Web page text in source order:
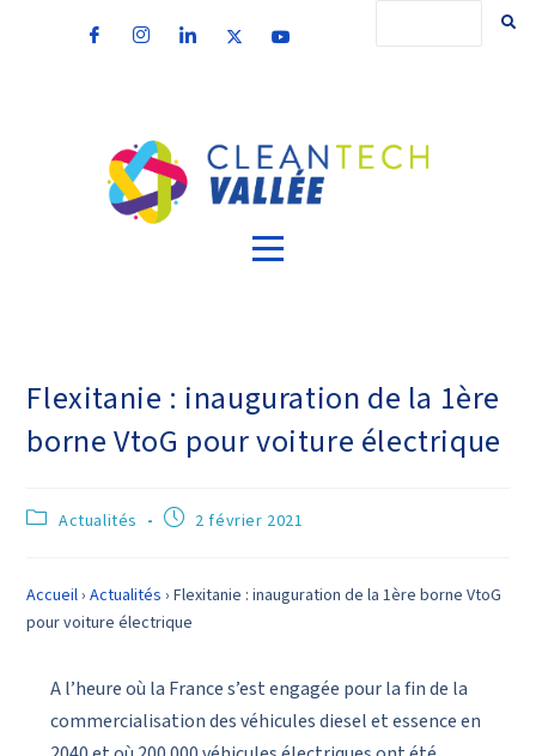
Flexitanie : inauguration de la 1ère
borne VtoG pour voiture électrique
Actualités 2 février 2021
Accueil›Actualités ›Flexitanie : inauguration de la 1ère borne VtoG
pour voiture électrique
A l’heure où la France s’est engagée pour la fin de la
commercialisation des véhicules diesel et essence en